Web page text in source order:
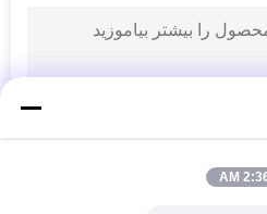
سیم
2:36